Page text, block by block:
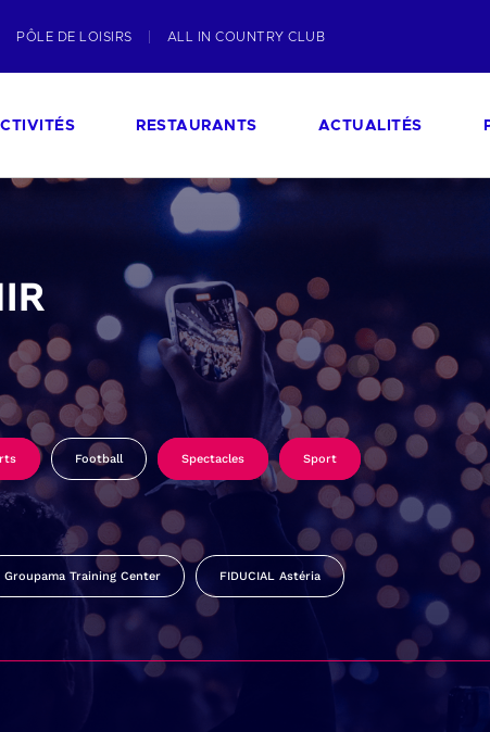
PÔLE DE LOISIRS ALL IN COUNTRY CLUB
RESTAURANTS ACTUALITÉS
Football Spectacles Sport
Groupama Training Center FIDUCIAL Astéria